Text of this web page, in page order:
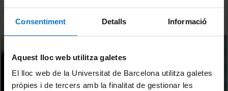
Consentiment Detalls Informació
Aquest lloc web utilitza galetes
El lloc web de la Universitat de Barcelona utilitza galetes
pròpies i de tercers amb la finalitat de gestionar les